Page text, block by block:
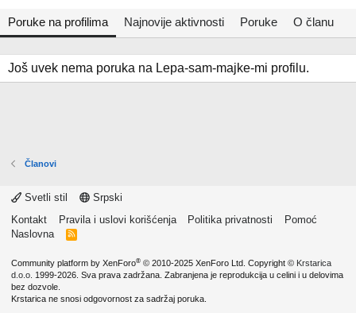
Poruke na profilima Najnovije aktivnosti Poruke O članu
Još uvek nema poruka na Lepa-sam-majke-mi profilu.
Članovi
Svetli stil
Srpski
Kontakt
Pravila i uslovi korišćenja Politika privatnosti
Pomoć
Naslovna
R
Community platform by XenForo® © 2010-2025 XenForo Ltd. Copyright © Krstarica
d.o.o. 1999-2026. Sva prava zadržana. Zabranjena je reprodukcija u celini i u delovima
bez dozvole.
Krstarica ne snosi odgovornost za sadržaj poruka.